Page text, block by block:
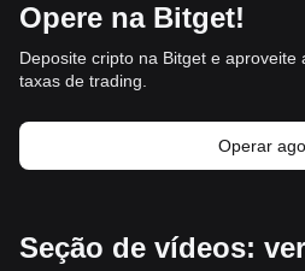
Opere na Bitget!
Deposite cripto na Bitget e aproveite
taxas de trading.
Operar
Seção de vídeos: